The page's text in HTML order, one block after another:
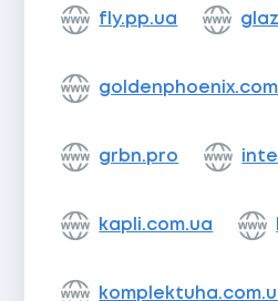
fly.pp.ua
grbn.pro
kapli.com.ua